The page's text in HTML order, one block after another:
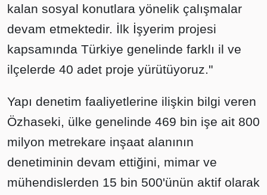
kalan sosyal konutlara yönelik çalışmalar
devam etmektedir. İlk İşyerim projesi
kapsamında Türkiye genelinde farklı il ve
ilçelerde 40 adet proje yürütüyoruz."
Yapı denetim faaliyetlerine ilişkin bilgi veren
Özhaseki, ülke genelinde 469 bin işe ait 800
milyon metrekare inşaat alanının
denetiminin devam ettiğini, mimar ve
mühendislerden 15 bin 500'ünün aktif olarak